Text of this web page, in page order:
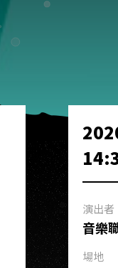
演出者
音樂
場地